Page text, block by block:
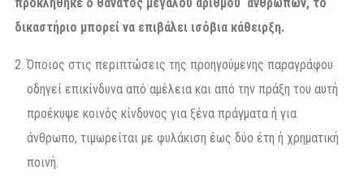
δικαστήριο μπορεί να επιβάλει ισόβια κάθειρξη.
Όποιος στις περιπτώσεις της προηγούμενης παραγράφου
οδηγεί επικίνδυνα από αμέλεια και από την πράξη του αυτή
προέκυψε κοινός κίνδυνος για ξένα πράγματα ή για
άνθρωπο, τιμωρείται με φυλάκιση έως δύο έτη ή χρηματική
ποινή.